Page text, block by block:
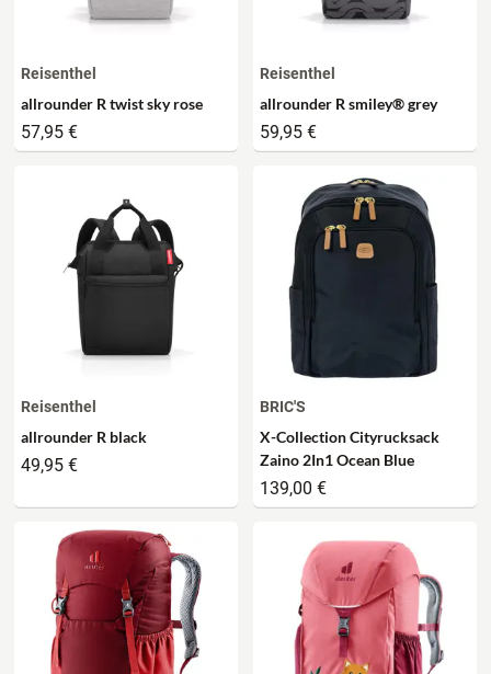
Reisenthel
allrounder R twist sky rose
57,95 €
Reisenthel
allrounder R smiley® grey
59,95 €
Reisenthel
allrounder R black
49,95 €
BRIC'S
X-Collection Cityrucksack
Zaino 2In1 Ocean Blue
139,00 €